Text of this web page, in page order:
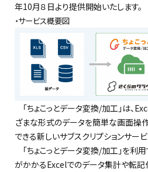
年10月８ 日より提供開始いたします。
・サービス概要図
「ちょこっとデータ変換/加工」は、
ざまな形式のデータを簡単な画面操
できる新しいサブスクリプションサービ
「ちょこっとデータ変換/加工 」を利
がかかるExcelでのデータ集計や転記